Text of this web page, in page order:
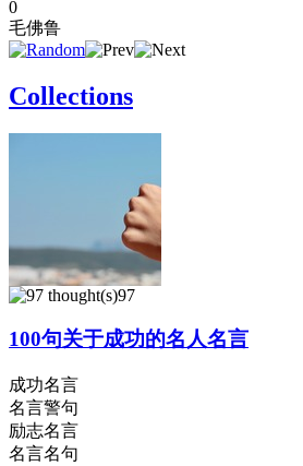
0
毛佛鲁
Collections
97
100句关于成功的名人名言
成功名言
名言警句
励志名言
名言名句